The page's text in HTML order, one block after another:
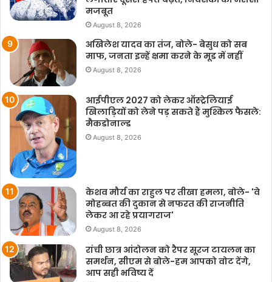
मजबूत
August 8, 2026
अखिलेश यादव का तंज, बोले- बेसुध को सब
माफ, जनता इन्हें क्षमा करने के मूड में नहीं
August 8, 2026
आईपीएल 2027 को लेकर ऑस्ट्रेलियाई
खिलाड़ियों को लेने पड़ सकते हैं मुश्किल फैसले:
मैकडोनाल्ड
August 8, 2026
केशव मौर्य का राहुल पर तीखा हमला, बोले- 'वे
मोहब्बत की दुकान से नफरत की राजनीति
लेकर आ रहे प्रयागराज'
August 8, 2026
रांची छात्र आंदोलन को रैपर सूरज टायलन का
समर्थन, सीएम से बोले-हम आपको वोट देंगे,
आप सही भविष्य दें